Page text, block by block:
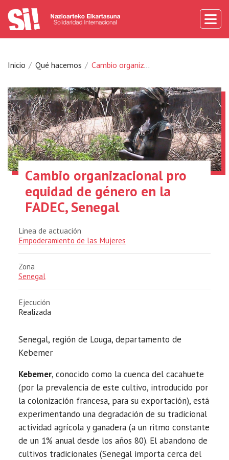
Inicio Qué hacemos Cambio organizacional pro equidad de género en la FADEC, Senegal
Cambio organizacional pro
equidad de género en la
FADEC, Senegal
Linea de actuación
Empoderamiento de las Mujeres
Zona
Senegal
Ejecución
Realizada
Senegal, región de Louga, departamento de
Kebemer
Kebemer, conocido como la cuenca del cacahuete
(por la prevalencia de este cultivo, introducido por
la colonización francesa, para su exportación), está
experimentando una degradación de su tradicional
actividad agrícola y ganadera (a un ritmo constante
de un 1% anual desde los años 80). El abandono de
cultivos tradicionales (Senegal importa cerca del